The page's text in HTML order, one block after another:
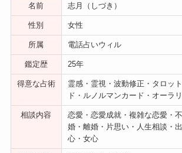
名前 志月（しづき）
性別 女性
所属 電話占いウィル
鑑定歴 25年
得意な占術
霊感・霊視・波動修正・タロッ
ド・ルノルマンカード・オーラ
相談内容
恋愛・恋愛成就・複雑な恋愛・
婚・離婚・片思い・人生相談・
心・女心